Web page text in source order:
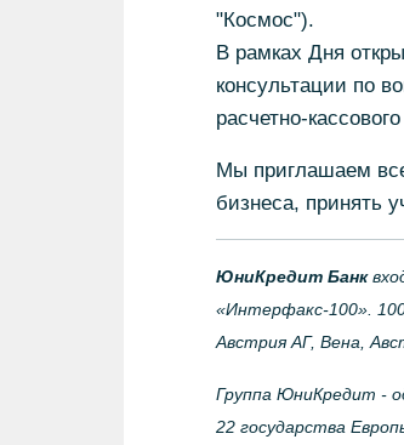
"Космос").
В рамках Дня
консультации по
расчетно-
Мы приглашаем
бизнеса, принять
ЮниКредит Банк
«Интерфакс-100».
Австрия АГ, Вена,
Группа ЮниКредит -
22 государства